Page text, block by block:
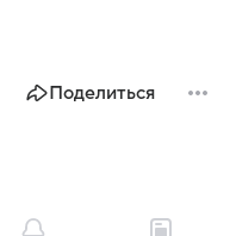
Поделиться